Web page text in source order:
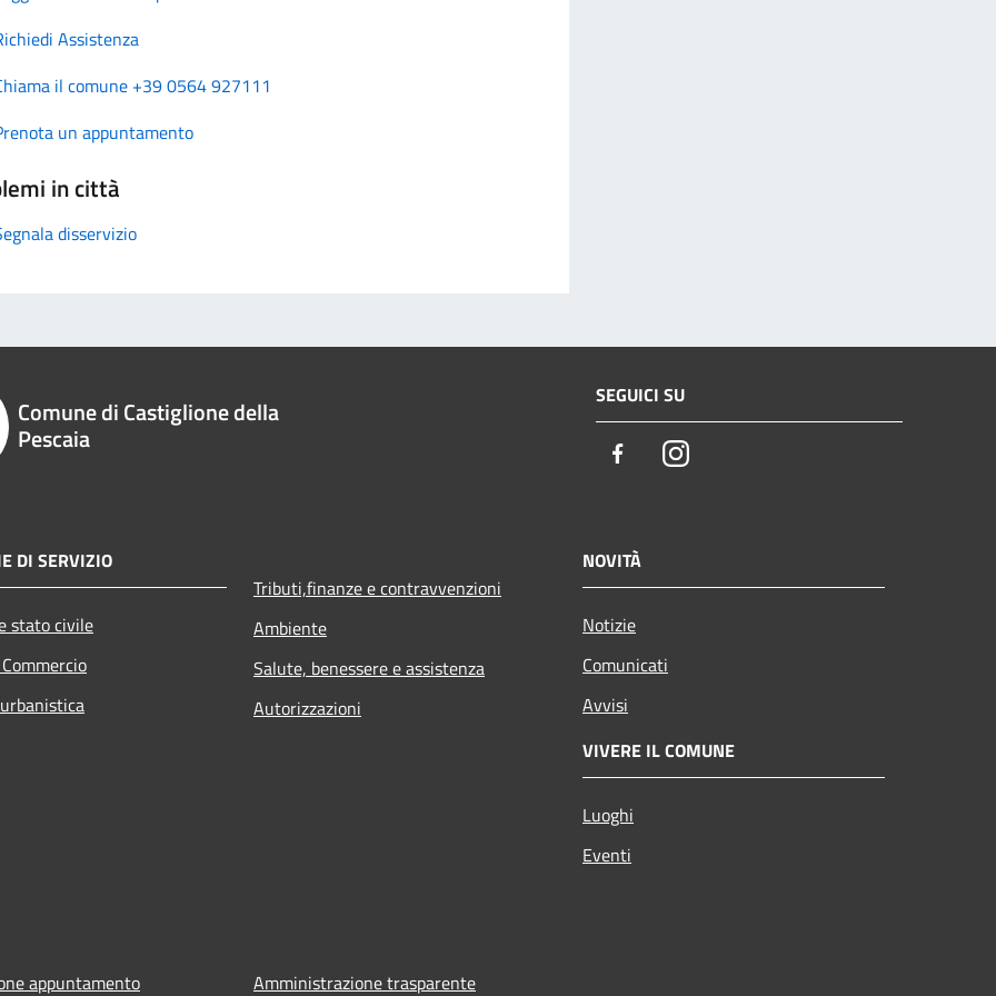
Assistenza
il comune +39 0564 927111
un appuntamento
in città
disservizio
Comune di Castiglione della
Pescaia
SEGUICI SU
FacebookInstagram
DI SERVIZIO
stato civile
Tributi,finanze e contravvenzioni
Ambiente
Salute, benessere e assistenza
Autorizzazioni
NOVITÀ
Notizie
Comunicati
Avvisi
VIVERE IL COMUNE
Luoghi
Eventi
appuntamento Amministrazione trasparente